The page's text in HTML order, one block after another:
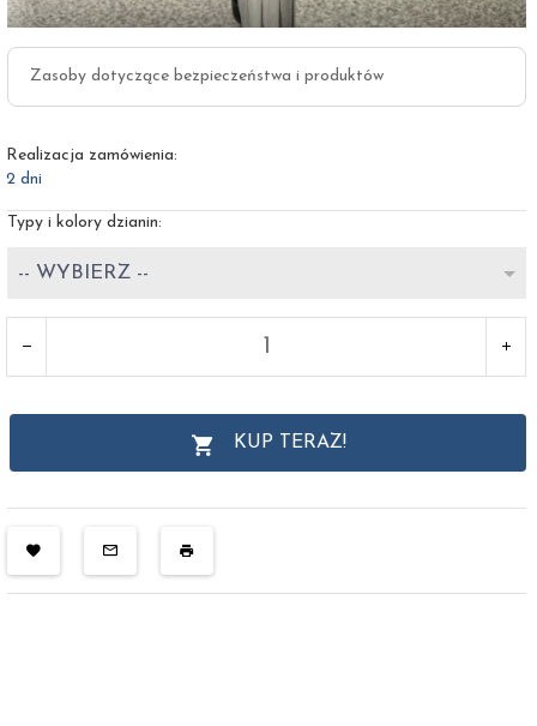
Zasoby dotyczące bezpieczeństwa i produktów
Realizacja zamówienia:
2 dni
Typy i kolory dzianin:
-- WYBIERZ --
KUP TERAZ!